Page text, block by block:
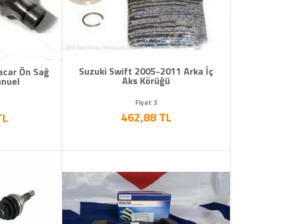
Ön Sağ Suzuki Swift 2005-2011 Arka İç
Aks Körüğü
Fiyat 3
462,88 TL